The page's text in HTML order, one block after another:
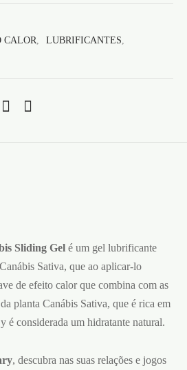
CALOR LUBRIFICANTES
Sliding Gel é um gel lubrificante
Sativa, que ao aplicar-lo
de efeito calor que combina com as
planta Canábis Sativa, que é rica em
é considerada um hidratante natural.
, descubra nas suas relações e jogos